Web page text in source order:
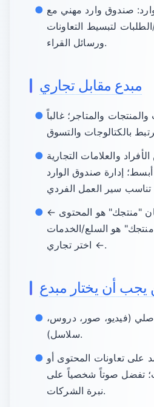
صندوق وارد مهني مع
لتبسيط التعاونات
ورسائل القراء.
مبدع مقابل تجاري
والمتاجر؛ غالباً
والعلامات التجارية
إدارة صندوق الوارد
كان "منتجك" هو المحتوى ←
هو السلع/الخدمات
← اختر تجاري.
يجب أن يختار مبدع
(فيديو، صور، دروس،
سلاسل).
على تعاونات المحتوى أو
تفضل صوتاً شخصياً على
نبرة الشركات.